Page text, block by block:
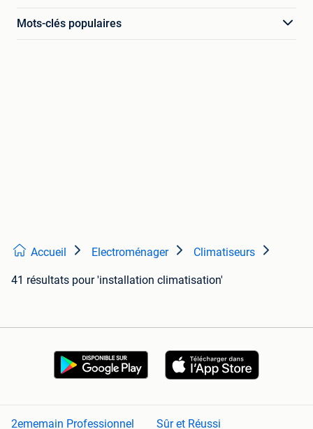
Mots-clés populaires
Accueil Electroménager Climatiseurs
41 résultats pour 'installation climatisation'
2ememain Professionnel Sûr et Réussi